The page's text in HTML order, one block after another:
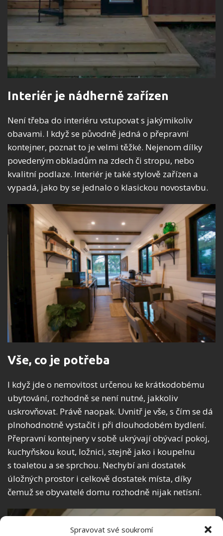
Spravovat své soukromí
Interiér je nádherně zařízen
Není třeba do interiéru vstupovat s jakýmikoliv
obavami. I když se původně jedná o přepravní
kontejner, poznat to je velmi těžké. Nejenom dílky
povedeným obkladům na zdech či stropu, nebo
kvalitní podlaze. Interiér je také stylově zařízen a
vypadá, jako by se jednalo o klasickou novostavbu.
Vše, co je potřeba
I když jde o nemovitost určenou ke krátkodobému
ubytování, rozhodně se není nutné, jakkoliv
uskrovňovat. Právě naopak. Uvnitř je vše, s čím se dá
plnohodnotně vystačit i při dlouhodobém bydlení.
Přepravní kontejnery v sobě ukrývají obývací pokoj,
kuchyňskou kout, ložnici, stejně jako i koupelnu
s toaletou a se sprchou. Nechybí ani dostatek
úložných prostor i celkově dostatek místa, díky
čemuž se obyvatelé domu rozhodně nijak netísní.